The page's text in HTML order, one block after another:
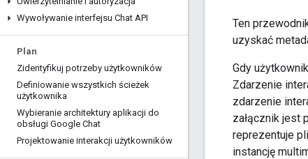
Wywoływanie interfejsu Chat API
Plan
Zidentyfikuj potrzeby użytkowników
Definiowanie wszystkich ścieżek
użytkownika
Wybieranie architektury aplikacji do
obsługi Google Chat
Projektowanie interakcji użytkowników
Ten
uzyskać
Gdy
Zdarzenie
zdarzenie
załącznik jest
reprezentuje
instancję